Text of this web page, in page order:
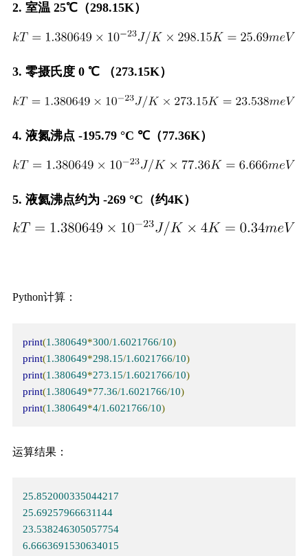
2. 室温 25℃（298.15K）
3. 零摄氏度 0 ℃ （273.15K）
4. 液氮沸点 -195.79 °C ℃（77.36K）
5. 液氦沸点约为 -269 °C（约4K）
Python计算：
print(1.380649*300/1.6021766/10)
print(1.380649*298.15/1.6021766/10)
print(1.380649*273.15/1.6021766/10)
print(1.380649*77.36/1.6021766/10)
print(1.380649*4/1.6021766/10)
运算结果：
25.852000335044217
25.69257966631144
23.538246305057754
6.6663691530634015